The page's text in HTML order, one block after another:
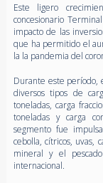
Este ligero
concesionario
impacto de las
que ha permitido el
la la pandemia del
Durante este período,
diversos tipos de
toneladas, carga
toneladas y carga
segmento fue
cebolla, cítricos, uvas,
mineral y el
internacional.